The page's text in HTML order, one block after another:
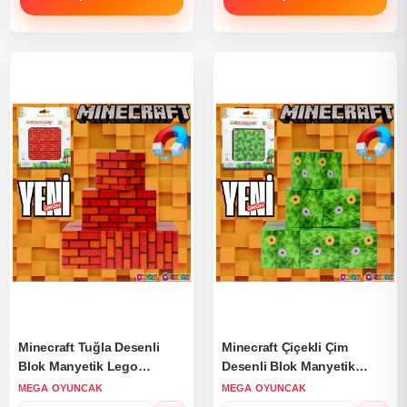
Minecraft Tuğla Desenli
Blok Manyetik Lego
Minecraft Manyetik Lego
MEGA OYUNCAK
Minecraft Çiçekli Çim
Desenli Blok Manyetik
Lego Minecraft Manyetik
MEGA OYUNCAK